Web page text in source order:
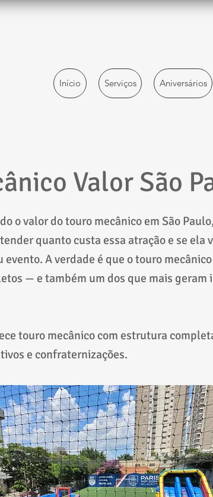
Início Serviços Aniversários
Valor São
o valor do touro mecânico em São Paulo,
quanto custa essa atração e se ela
A verdade é que o touro
— e também um dos que mais geram
touro mecânico com estrutura
e confraternizações.